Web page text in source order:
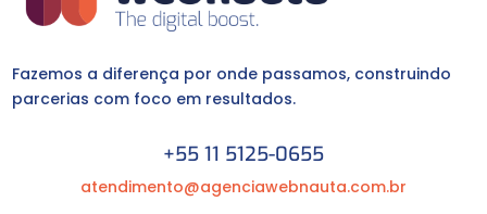
Fazemos a diferença por onde passamos, construindo
parcerias com foco em resultados.
+55 11 5125-0655
atendimento@agenciawebnauta.com.br